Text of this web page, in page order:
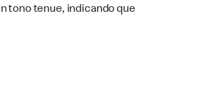
tono tenue, indicando que